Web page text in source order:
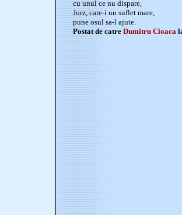
cu unul ce nu dispare,
Jorz, care-i un suflet mare,
pune osul sa-l ajute.
Postat de catre Dumitru Cioaca